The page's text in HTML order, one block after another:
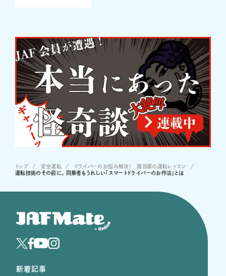
トップ 安全運転
ドライバーのお悩み解決！ 菰田潔の運転レッスン
運転技術のその前に。 同乗者もうれしい「スマートドライバーのお作法」とは
新着記事